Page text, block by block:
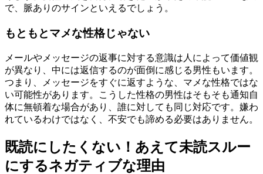
で、脈ありのサインといえるでしょう。
もともとマメな性格じゃない
メールやメッセージの返事に対する意識は人によって価値観
が異なり、中には返信するのが面倒に感じる男性もいます。
つまり、メッセージをすぐに返すような、マメな性格ではな
い可能性があります。こうした性格の男性はそもそも通知自
体に無頓着な場合があり、誰に対しても同じ対応です。嫌わ
れているわけではなく、不安でも諦める必要はありません。
既読にしたくない！あえて未読スルー
にするネガティブな理由